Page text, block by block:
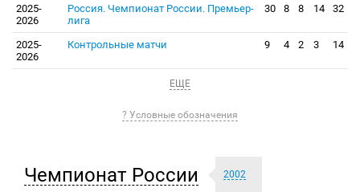
2025-
2026
Россия. Чемпионат России. Премьер-
лига
30 8 8 14 32
2025-
2026
Контрольные матчи 9 4 2 3 14
ЕЩЕ
? Условные обозначения
Чемпионат России 2002